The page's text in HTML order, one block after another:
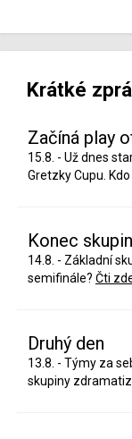
Krátké
Začíná play
15.8. - Už dnes
Gretzky Cupu.
Konec skupin
14.8. - Základní
semifinále? Čti
Druhý den
13.8. - Týmy za
skupiny